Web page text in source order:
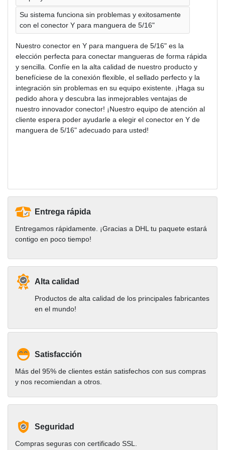
Su sistema funciona sin problemas y exitosamente
con el conector Y para manguera de 5/16"
Nuestro conector en Y para manguera de 5/16" es la
elección perfecta para conectar mangueras de forma rápida
y sencilla. Confíe en la alta calidad de nuestro producto y
benefíciese de la conexión flexible, el sellado perfecto y la
integración sin problemas en su equipo existente. ¡Haga su
pedido ahora y descubra las inmejorables ventajas de
nuestro innovador conector! ¡Nuestro equipo de atención al
cliente espera poder ayudarle a elegir el conector en Y de
manguera de 5/16" adecuado para usted!
Entrega rápida
Entregamos rápidamente. ¡Gracias a DHL tu paquete estará
contigo en poco tiempo!
Alta calidad
Productos de alta calidad de los principales fabricantes
en el mundo!
Satisfacción
Más del 95% de clientes están satisfechos con sus compras
y nos recomiendan a otros.
Seguridad
Compras seguras con certificado SSL.